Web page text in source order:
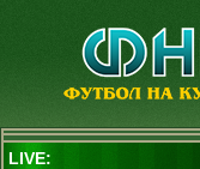
LIVE: